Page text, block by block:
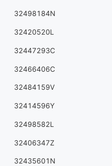
32498184N
32420520L
32447293C
32466406C
32484159V
32414596Y
32498582L
32406347Z
32435601N